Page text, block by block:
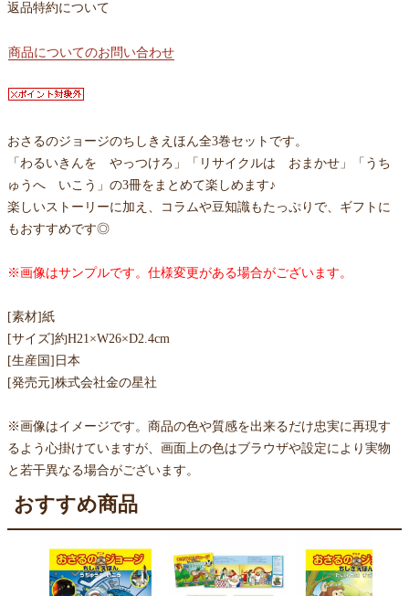
返品特約について
商品についてのお問い合わせ
おさるのジョージのちしきえほん全3巻セットです。
「わるいきんを やっつけろ」「リサイクルは おまかせ」「うち
ゅうへ いこう」の3冊をまとめて楽しめます♪
楽しいストーリーに加え、コラムや豆知識もたっぷりで、ギフトに
もおすすめです◎
※画像はサンプルです。仕様変更がある場合がございます。
[素材]紙
[サイズ]約H21×W26×D2.4cm
[生産国]日本
[発売元]株式会社金の星社
※画像はイメージです。商品の色や質感を出来るだけ忠実に再現す
るよう心掛けていますが、画面上の色はブラウザや設定により実物
と若干異なる場合がございます。
おすすめ商品